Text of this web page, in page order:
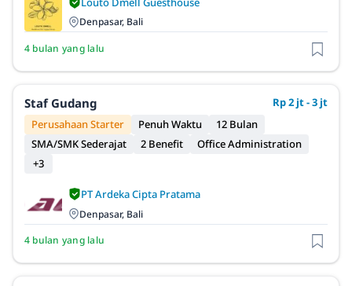
Denpasar, Bali
4 bulan yang lalu
Staf Gudang
Rp 2 jt - 3 jt
Perusahaan Starter
Penuh Waktu
12 Bulan
SMA/SMK Sederajat
2 Benefit
Office Administration
+3
PT Ardeka Cipta Pratama
Denpasar, Bali
4 bulan yang lalu